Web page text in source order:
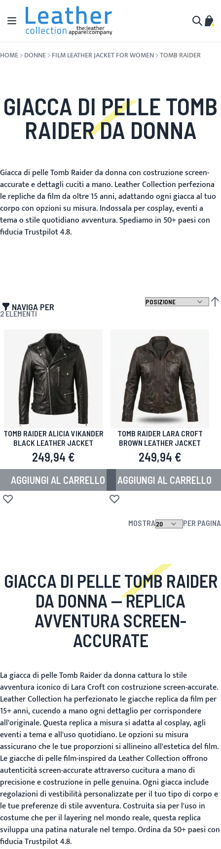
Salta al contenuto
Toggle Nav
HOME DONNE FILM LEATHER JACKET FOR WOMEN TOMB RAIDER
GIACCA DI PELLE TOMB
RAIDER DA DONNA
Giacca di pelle Tomb Raider da donna con costruzione screen-
accurate e dettagli cuciti a mano. Leather Collection perfeziona
le repliche da film da oltre 15 anni, adattando ogni giacca al tuo
corpo con opzioni su misura. Indossala per cosplay, eventi a
tema o stile quotidiano avventura. Spediamo in 50+ paesi con
fiducia Trustpilot 4.8.
NAVIGA PER
2ELEMENTI
TOMB RAIDER ALICIA VIKANDER
BLACK LEATHER JACKET
249,94 €
AGGIUNGI AL CARRELLO
Aggiungi alla lista desideri
TOMB RAIDER LARA CROFT
BROWN LEATHER JACKET
249,94 €
AGGIUNGI AL CARRELLO
Aggiungi alla lista desideri
MOSTRA PER PAGINA
GIACCA DI PELLE TOMB RAIDER
DA DONNA — REPLICA
AVVENTURA SCREEN-
ACCURATE
La giacca di pelle Tomb Raider da donna cattura lo stile
avventura iconico di Lara Croft con costruzione screen-accurate.
Leather Collection ha perfezionato le giacche replica da film per
15+ anni, cucendo a mano ogni dettaglio per corrispondere
all'originale. Questa replica a misura si adatta al cosplay, agli
eventi a tema e all'uso quotidiano. Le opzioni su misura
assicurano che le tue proporzioni si allineino all'estetica del film.
Le giacche di pelle film-inspired da Leather Collection offrono
autenticità screen-accurate attraverso cucitura a mano di
precisione e costruzione in pelle genuina. Ogni giacca include
regolazioni di vestibilità personalizzate per il tuo tipo di corpo e
le tue preferenze di stile avventura. Costruita sia per l'uso in
costume che per il layering nel mondo reale, questa replica
sviluppa una patina naturale nel tempo. Ordina da 50+ paesi con
fiducia Trustpilot 4.8.